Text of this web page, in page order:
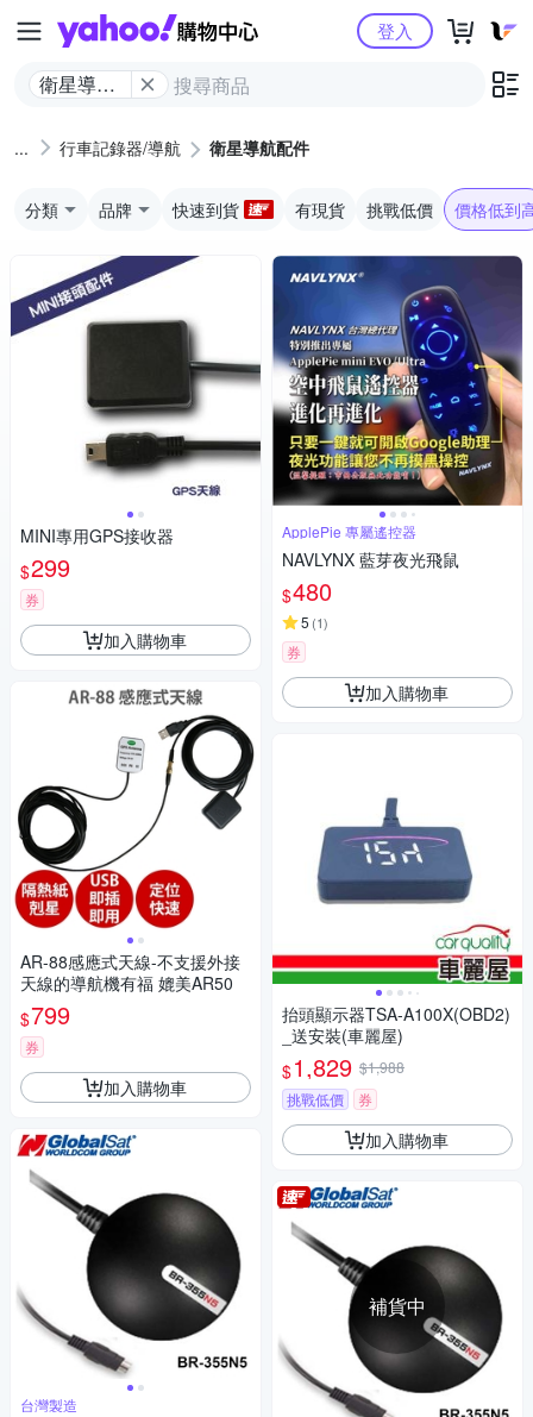
Yahoo購物中心
衛星導航
登入
行車記錄器/導航 衛星導航配件
分類 品牌 快速到貨 有現貨 挑戰低價 價格低到
MINI專用GPS接收器
$299
券
加入購物車
AR-88感應式天線-不支援外接
天線的導航機有福 媲美AR50
$799
券
加入購物車
台灣製造
ApplePie 專屬遙控器
NAVLYNX 藍芽夜光飛鼠
$480
5 (1)
券
加入購物車
抬頭顯示器TSA-A100X(OBD2)
_送安裝(車麗屋)
$1,829 $1,988
挑戰低價
券
加入購物車
補貨中